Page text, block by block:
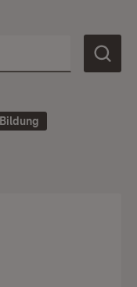
Bildung